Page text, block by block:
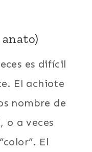
es difícil
El achiote
nombre de
o a veces
El